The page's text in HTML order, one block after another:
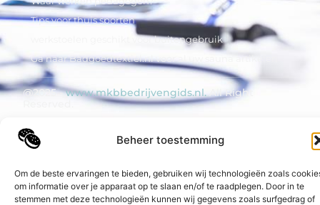
Beheer toestemming
Om de beste ervaringen te bieden, gebruiken wij technologieën zoals
om informatie over je apparaat op te slaan en/of te raadplegen. Door in te
stemmen met deze technologieën kunnen wij gegevens zoals surfgedrag of
Tips voor thuis sporten
werkstoelen geschikt voor buitengebruik
Ga naar Badgoedtextiel.nl voor al uw sauna artikelen
@2025 -www.mkbbedrijvengids.nl.All Right